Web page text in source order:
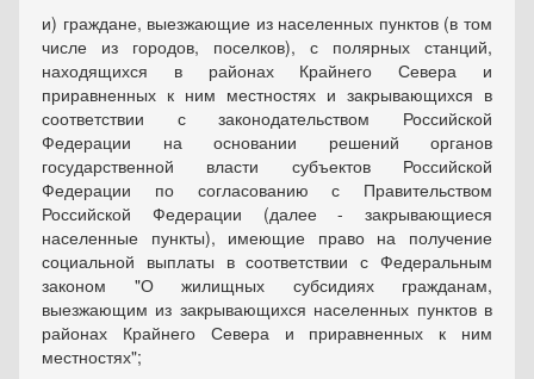
и) граждане, выезжающие из населенных пунктов (в том
числе из городов, поселков), с полярных станций,
находящихся в районах Крайнего Севера и
приравненных к ним местностях и закрывающихся в
соответствии с законодательством Российской
Федерации на основании решений органов
государственной власти субъектов Российской
Федерации по согласованию с Правительством
Российской Федерации (далее - закрывающиеся
населенные пункты), имеющие право на получение
социальной выплаты в соответствии с Федеральным
законом "О жилищных субсидиях гражданам,
выезжающим из закрывающихся населенных пунктов в
районах Крайнего Севера и приравненных к ним
местностях";